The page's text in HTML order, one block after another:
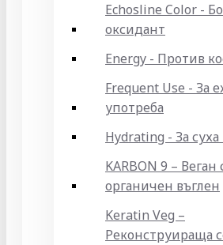
Echosline Color -
оксидант
Energy - Против
Frequent Use - За
употреба
Hydrating - За суха
KARBON 9 – Веган
органичен въглен
Keratin Veg –
Реконструираща